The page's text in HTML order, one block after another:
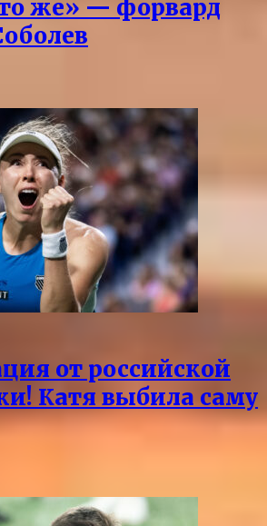
же» — форвард
от российской
Катя выбила саму